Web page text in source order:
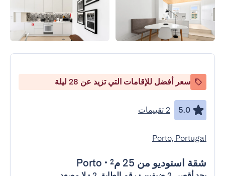
سعر أفضل للإقامات التي تزيد عن 28 ليلة
5.0 2 تقييمات
Porto, Portugal
شقة استوديو من 25 م² •
Porto